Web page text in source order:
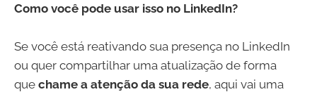
Como você pode usar isso no LinkedIn?
Se você está reativando sua presença no LinkedIn
ou quer compartilhar uma atualização de forma
que chame a atenção da sua rede, aqui vai uma